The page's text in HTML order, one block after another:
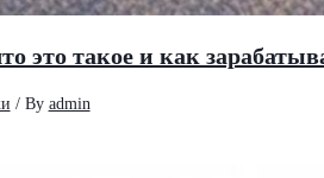
это такое и как
/ By admin